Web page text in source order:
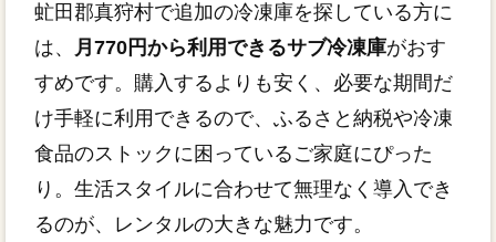
虻田郡真狩村で追加の冷凍庫を探している方に
は、
月770円から利用できるサブ冷凍庫がおす
すめです。購入するよりも安く、必要な期間だ
け手軽に利用できるので、ふるさと納税や冷凍
食品のストックに困っているご家庭にぴった
り。生活スタイルに合わせて無理なく導入でき
るのが、レンタルの大きな魅力です。